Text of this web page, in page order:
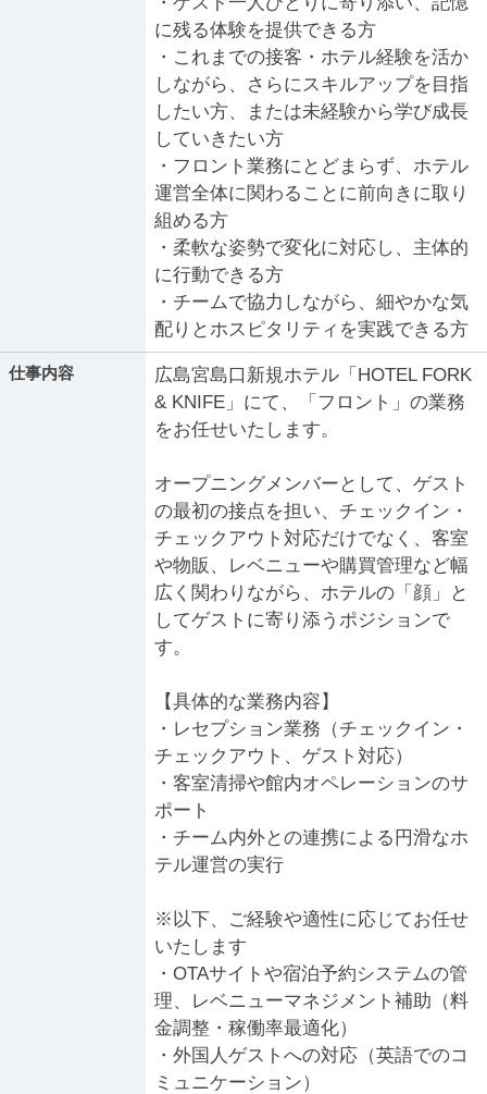
に残る体験を提供できる方
・これまでの接客・ホテル経験を活か
しながら、さらにスキルアップを目指
したい方、または未経験から学び成長
していきたい方
・フロント業務にとどまらず、ホテル
運営全体に関わることに前向きに取り
組める方
・柔軟な姿勢で変化に対応し、主体的
に行動できる方
・チームで協力しながら、細やかな気
配りとホスピタリティを実践できる方
仕事内容
広島宮島口新規ホテル「HOTEL FORK
& KNIFE」にて、「フロント」の業務
をお任せいたします。
オープニングメンバーとして、ゲスト
の最初の接点を担い、チェックイン・
チェックアウト対応だけでなく、客室
や物販、レベニューや購買管理など幅
広く関わりながら、ホテルの「顔」と
してゲストに寄り添うポジションで
す。
【具体的な業務内容】
・レセプション業務（チェックイン・
チェックアウト、ゲスト対応）
・客室清掃や館内オペレーションのサ
ポート
・チーム内外との連携による円滑なホ
テル運営の実行
※以下、ご経験や適性に応じてお任せ
いたします
・OTAサイトや宿泊予約システムの管
理、レベニューマネジメント補助（料
金調整・稼働率最適化）
・外国人ゲストへの対応（英語でのコ
ミュニケーション）